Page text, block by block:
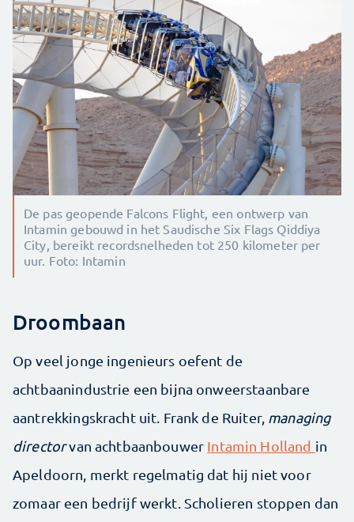
De pas geopende Falcons Flight, een ontwerp van
Intamin gebouwd in het Saudische Six Flags Qiddiya
City, bereikt recordsnelheden tot 250 kilometer per
uur. Foto: Intamin
Droombaan
Op veel jonge ingenieurs oefent de
achtbaanindustrie een bijna onweerstaanbare
aantrekkingskracht uit. Frank de Ruiter, managing
directorvan achtbaanbouwer Intamin Holland in
Apeldoorn, merkt regelmatig dat hij niet voor
zomaar een bedrijf werkt. Scholieren stoppen dan